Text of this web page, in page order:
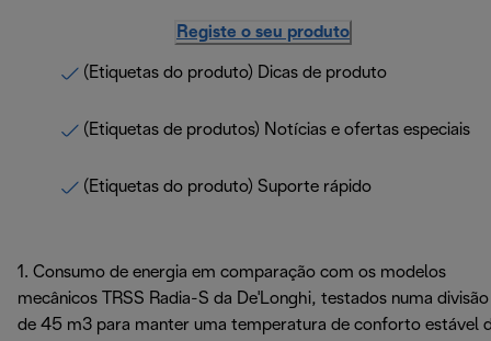
Registe o seu produto
(Etiquetas do produto) Dicas de produto
(Etiquetas de produtos) Notícias e ofertas especiais
(Etiquetas do produto) Suporte rápido
1. Consumo de energia em comparação com os modelos
mecânicos TRSS Radia-S da De'Longhi, testados numa divisão
de 45 m3 para manter uma temperatura de conforto estável